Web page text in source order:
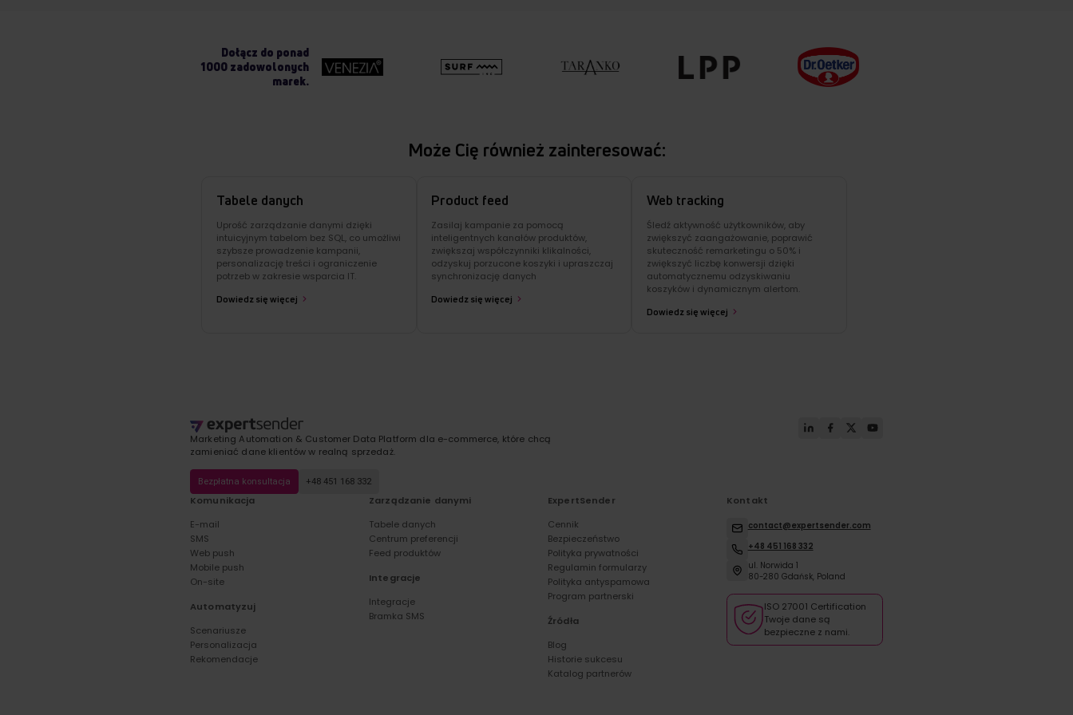
Dołącz do ponad
1000 zadowolonych
marek.
Może Cię również zainteresować:
Tabele danych
Uprość zarządzanie danymi dzięki
intuicyjnym tabelom bez SQL, co umożliwi
szybsze prowadzenie kampanii,
personalizację treści i ograniczenie
potrzeb w zakresie wsparcia IT.
Dowiedz się więcej
Product feed
Zasilaj kampanie za pomocą
inteligentnych kanałów produktów,
zwiększaj współczynniki klikalności,
odzyskuj porzucone koszyki i upraszczaj
synchronizację danych
Dowiedz się więcej
Web tracking
Śledź aktywność użytkowników, aby
zwiększyć zaangażowanie, poprawić
skuteczność remarketingu o 50% i
zwiększyć liczbę konwersji dzięki
automatycznemu odzyskiwaniu
koszyków i dynamicznym alertom.
Dowiedz się więcej
Marketing Automation & Customer Data Platform dla e-commerce, które chcą
zamieniać dane klientów w realną sprzedaż.
Bezpłatna konsultacja +48 451 168 332
Komunikacja
E-mail
SMS
Web push
Mobile push
On-site
Automatyzuj
Scenariusze
Personalizacja
Rekomendacje
Zarządzanie danymi
Tabele danych
Centrum preferencji
Feed produktów
Integracje
Integracje
Bramka SMS
ExpertSender
Cennik
Bezpieczeństwo
Polityka prywatności
Regulamin formularzy
Polityka antyspamowa
Program partnerski
Źródła
Blog
Historie sukcesu
Katalog partnerów
Kontakt
contact@expertsender.com
+48 451 168 332
ul. Norwida 1
80-280 Gdańsk, Poland
ISO 27001 Certification
Twoje dane są
bezpieczne z nami.